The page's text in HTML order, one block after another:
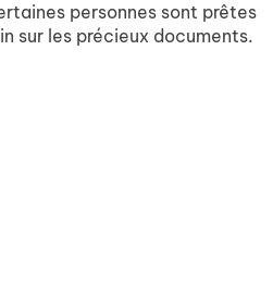
personnes sont prêtes
sur les précieux documents.